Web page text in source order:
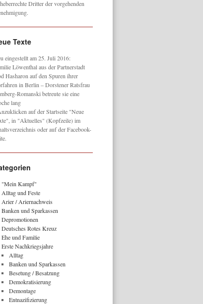
Dritter der vorgehenden
Texte
eingestellt am 25. Juli 2016:
Löwenthal aus der Partnerstadt
Hasharon auf den Spuren ihrer
in Berlin – Dorstener Ratsfrau
Romanski betreute sie eine
lang
auf der Startseite "Neue
in "Aktuelles" (Kopfzeile) im
oder auf der Facebook-
"Mein Kampf"
Alltag und Feste
Arier / Ariernachweis
Banken und Sparkassen
Depromotionen
Deutsches Rotes Kreuz
Ehe und Familie
Erste Nachkriegsjahre
Alltag
Banken und Sparkassen
Besetung / Besatzung
Demokratisierung
Demontage
Entnazifizierung